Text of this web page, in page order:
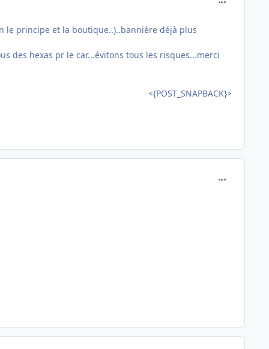
le principe et la boutique..)..bannière déjà plus
des hexas pr le car...évitons tous les risques...merci
<{POST_SNAPBACK}>